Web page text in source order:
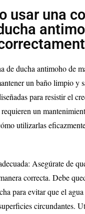
usar una
de ducha antimoho de
un baño limpio y
para resistir el
un
utilizarlas
Asegúrate de
correcta. Debe
para evitar que el
circundantes.